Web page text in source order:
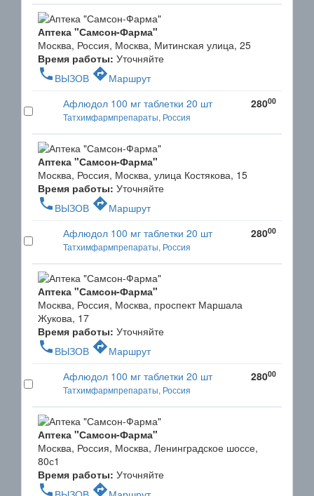
Аптека "Самсон-Фарма"
Москва, Россия, Москва, Митинская улица, 25
Время работы: Уточняйте
phone ВЫЗОВ directionsМаршрут
Афлюдол 100 мг таблетки 20 шт
Татхимфармпрепараты, Россия
28000
Аптека "Самсон-Фарма"
Москва, Россия, Москва, улица Костякова, 15
Время работы: Уточняйте
phone ВЫЗОВ directionsМаршрут
Афлюдол 100 мг таблетки 20 шт
Татхимфармпрепараты, Россия
28000
Аптека "Самсон-Фарма"
Москва, Россия, Москва, проспект Маршала
Жукова, 17
Время работы: Уточняйте
phone ВЫЗОВ directionsМаршрут
Афлюдол 100 мг таблетки 20 шт
Татхимфармпрепараты, Россия
28000
Аптека "Самсон-Фарма"
Москва, Россия, Москва, Ленинградское шоссе,
80с1
Время работы: Уточняйте
phone directions